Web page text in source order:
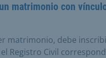
matrimonio con
matrimonio, debe
Registro Civil